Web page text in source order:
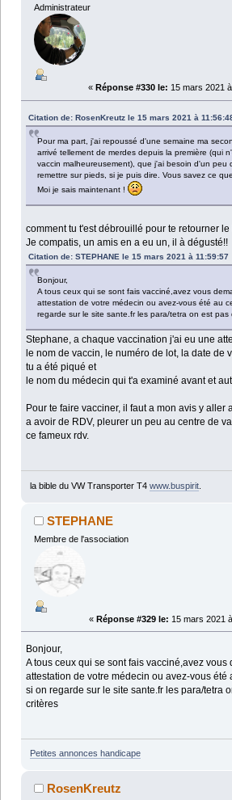
Administrateur
« Réponse #330 le: 15 mars 2021
Citation de: RosenKreutz le 15 mars 2021 à
Pour ma part, j'ai repoussé d'une semaine ma
arrivé tellement de merdes depuis la première (qui
vaccin malheureusement), que j'ai besoin d'un peu
remettre sur pieds, si je puis dire. Vous savez ce
Moi je sais maintenant !
comment tu t'est débrouillé pour te retourner le
Je compatis, un amis en a eu un, il à dégusté!!
Citation de: STEPHANE le 15 mars 2021 à 11:59:57
Bonjour,
A tous ceux qui se sont fais vacciné,avez vous
attestation de votre médecin ou avez-vous été au
regarde sur le site sante.fr les para/tetra on est pas
Stephane, a chaque vaccination j'ai eu une
le nom de vaccin, le numéro de lot, la date de
tu a été piqué et
le nom du médecin qui t'a examiné avant et
Pour te faire vacciner, il faut a mon avis y aller
a avoir de RDV, pleurer un peu au centre de
ce fameux rdv.
la bible du VW Transporter T4 www.buspirit.
STEPHANE
Membre de l'association
« Réponse #329 le: 15 mars 2021
Bonjour,
A tous ceux qui se sont fais vacciné,avez vous
attestation de votre médecin ou avez-vous été
si on regarde sur le site sante.fr les para/tetra
critères
Petites annonces handicape
RosenKreutz